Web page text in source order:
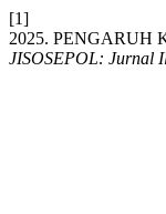
[1]
2025. PENGARUH
JISOSEPOL: Jurnal